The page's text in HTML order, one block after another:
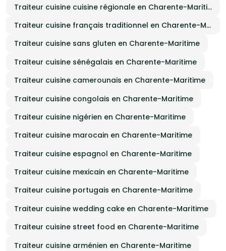
Traiteur cuisine cuisine régionale en Charente-Maritime
Traiteur cuisine français traditionnel en Charente-Maritime
Traiteur cuisine sans gluten en Charente-Maritime
Traiteur cuisine sénégalais en Charente-Maritime
Traiteur cuisine camerounais en Charente-Maritime
Traiteur cuisine congolais en Charente-Maritime
Traiteur cuisine nigérien en Charente-Maritime
Traiteur cuisine marocain en Charente-Maritime
Traiteur cuisine espagnol en Charente-Maritime
Traiteur cuisine mexicain en Charente-Maritime
Traiteur cuisine portugais en Charente-Maritime
Traiteur cuisine wedding cake en Charente-Maritime
Traiteur cuisine street food en Charente-Maritime
Traiteur cuisine arménien en Charente-Maritime